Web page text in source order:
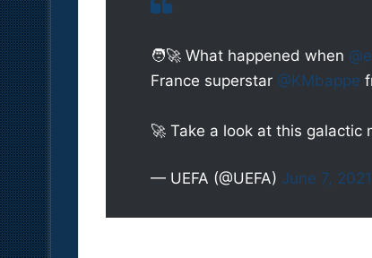
🧑‍🚀 What happened when
France superstar @KMbappe
🚀 Take a look at this galactic
— UEFA (@UEFA) June 7, 2021